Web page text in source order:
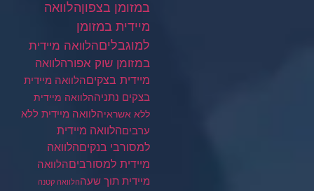
במזומן בצפוןהלוואה
מיידית במזומן
למוגבליםהלוואה מיידית
במזומן שוק אפורהלוואה
מיידית בצקיםהלוואה מיידית
בצקים נתניההלוואה מיידית
ללא אשראיהלוואה מיידית ללא
ערביםהלוואה מיידית
למסורבי בנקיםהלוואה
מיידית למסורביםהלוואה
מיידית תוך שעההלוואה קטנה